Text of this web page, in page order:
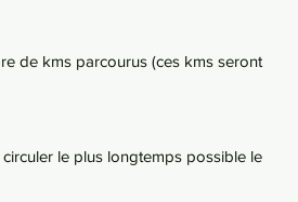
de kms parcourus (ces kms seront
le plus longtemps possible le